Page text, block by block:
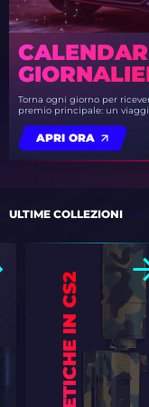
Torna ogni giorno per
premio principale: un
APRI ORA
ULTIME COLLEZIONI